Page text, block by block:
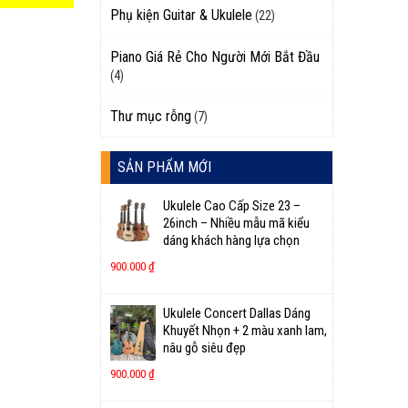
Phụ kiện Guitar & Ukulele (22)
Piano Giá Rẻ Cho Người Mới Bắt Đầu
(4)
Thư mục rỗng (7)
SẢN PHẨM MỚI
Ukulele Cao Cấp Size 23 –
26inch – Nhiều mẫu mã kiểu
dáng khách hàng lựa chọn
900.000 ₫
Ukulele Concert Dallas Dáng
Khuyết Nhọn + 2 màu xanh lam,
nâu gỗ siêu đẹp
900.000 ₫